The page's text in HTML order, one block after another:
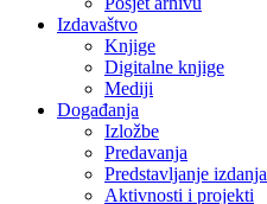
Izdavaštvo
Knjige
Digitalne knjige
Mediji
Događanja
Izložbe
Predavanja
Predstavljanje izdanja
Aktivnosti i projekti